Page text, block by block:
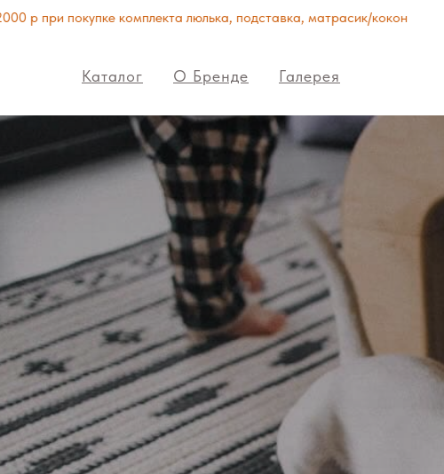
покупке комплекта люлька, подставка, матрасик/кокон
Каталог О Бренде Галерея